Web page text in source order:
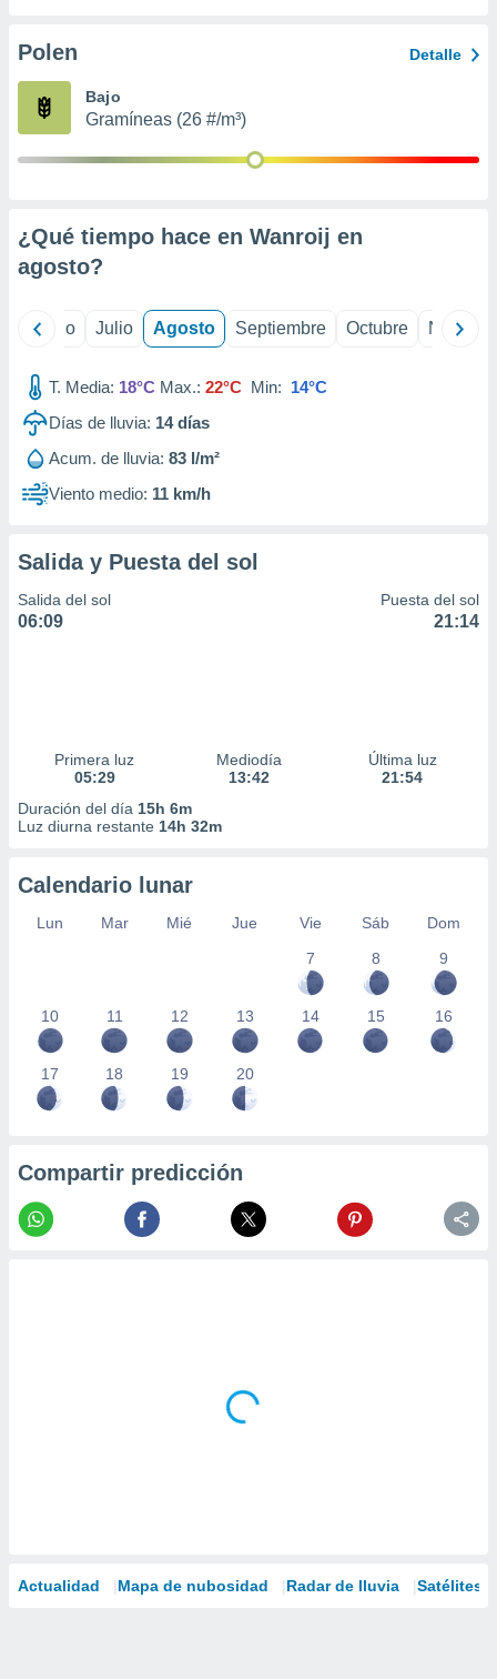
e
mediante
de
1199
Polen Detalle
Bajo
Gramíneas (26 #/m³)
¿Qué tiempo hace en Wanroij en
agosto?
Junio Julio Agosto Septiembre Octubre
T. Media: 18°C Max.: 22°C Min: 14°C
Días de lluvia: 14días
Acum. de lluvia: 83 l/m²
Viento medio: 11 km/h
Salida y Puesta del sol
Salida del sol
06:09
Puesta del sol
21:14
Primera luz
05:29
Mediodía
13:42
Última luz
21:54
Duración del día 15h 6m
Luz diurna restante 14h 32m
Calendario lunar
Lun Mar Mié Jue Vie Sáb
Dom
7
8 9
10 11 12 13 14 15 16
17 18 19 20
Compartir predicción
Actualidad Mapa de nubosidad Radar de lluvia Satélites